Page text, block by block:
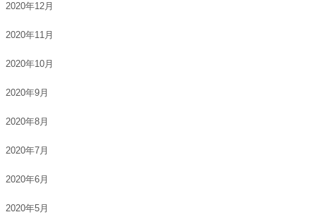
2020年12月
2020年11月
2020年10月
2020年9月
2020年8月
2020年7月
2020年6月
2020年5月